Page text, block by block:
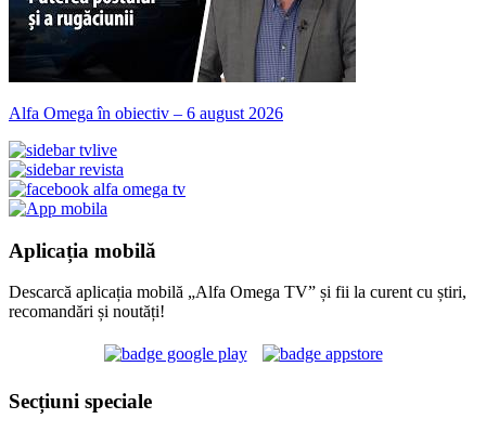
Alfa Omega în obiectiv – 6 august 2026
Aplicația mobilă
Descarcă aplicația mobilă „Alfa Omega TV” și fii la curent cu știri,
recomandări și noutăți!
Secțiuni speciale